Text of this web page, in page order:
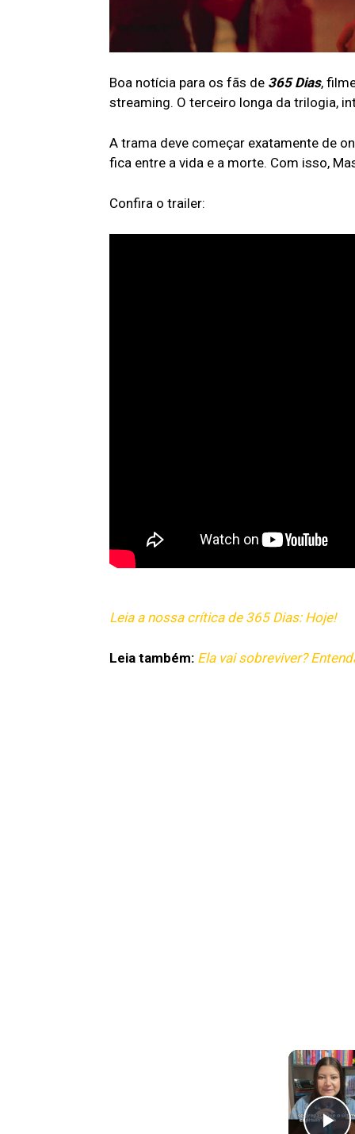
Boa notícia para os fãs de 365 Dias,
streaming. O terceiro longa da trilogia,
A trama deve começar exatamente de
fica entre a vida e a morte. Com isso,
Confira o trailer:
Leia a nossa crítica de 365 Dias: Hoje!
Leia também: Ela vai sobreviver?